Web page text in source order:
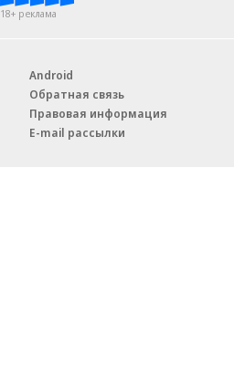
18+ реклама
Android
Обратная связь
Правовая информация
E-mail рассылки